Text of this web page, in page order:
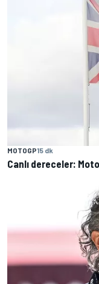
MOTOGP15 dk
Canlı dereceler: